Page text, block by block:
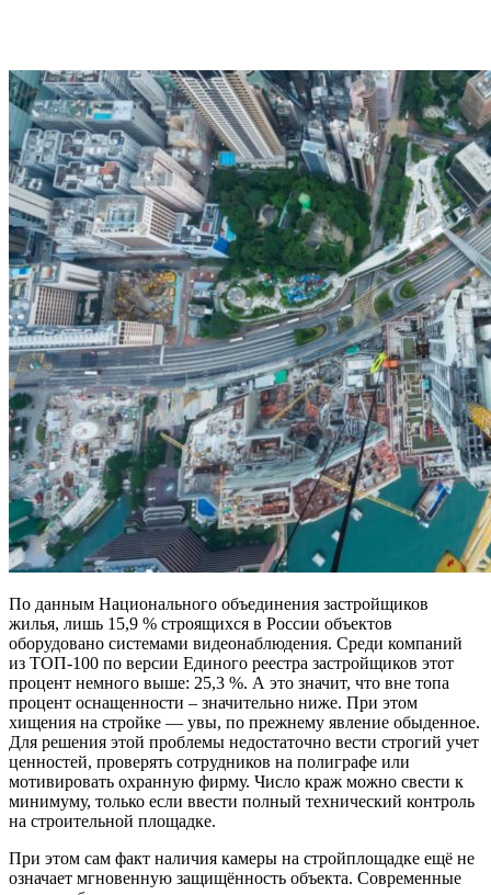
По данным Национального объединения застройщиков
жилья, лишь 15,9 % строящихся в России объектов
оборудовано системами видеонаблюдения. Среди компаний
из ТОП-100 по версии Единого реестра застройщиков этот
процент немного выше: 25,3 %. А это значит, что вне топа
процент оснащенности – значительно ниже. При этом
хищения на стройке — увы, по прежнему явление обыденное.
Для решения этой проблемы недостаточно вести строгий учет
ценностей, проверять сотрудников на полиграфе или
мотивировать охранную фирму. Число краж можно свести к
минимуму, только если ввести полный технический контроль
на строительной площадке.
При этом сам факт наличия камеры на стройплощадке ещё не
означает мгновенную защищённость объекта. Современные